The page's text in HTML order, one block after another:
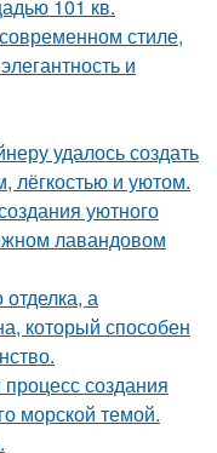
101 кв.
стиле,
и
удалось создать
лёгкостью и уютом.
уютного
лавандовом
а
который способен
создания
морской темой.